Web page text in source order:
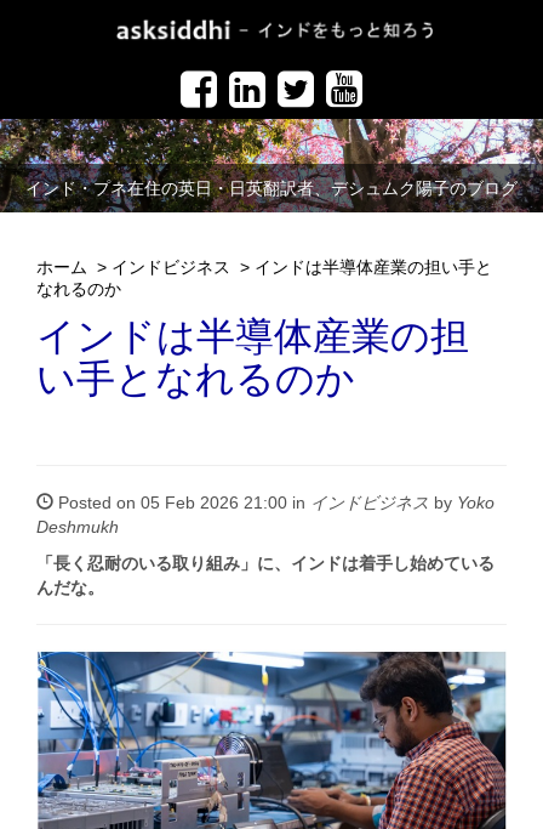
インド・プネ在住の英日・日英翻訳者、デシュムク陽子のブログ
ホーム > インドビジネス > インドは半導体産業の担い手と
なれるのか
インドは半導体産業の担
い手となれるのか
Posted on 05 Feb 2026 21:00 in インドビジネス by Yoko
Deshmukh
「長く忍耐のいる取り組み」に、インドは着手し始めている
んだな。